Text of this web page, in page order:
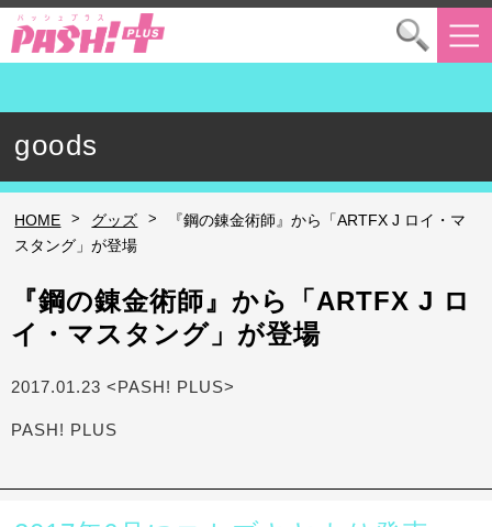
goods
HOME > グッズ >
『鋼の錬金術師』から「ARTFX J ロイ・マ
スタング」が登場
『鋼の錬金術師』から「ARTFX J ロ
イ・マスタング」が登場
2017.01.23 <PASH! PLUS>
PASH! PLUS